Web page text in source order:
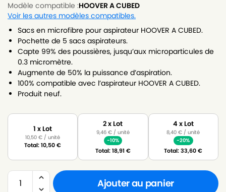
Modèle compatible :HOOVER A CUBED
Voir les autres modèles compatibles.
Sacs en microfibre pour aspirateur HOOVER A CUBED.
Pochette de 5 sacs aspirateurs.
Capte 99% des poussières, jusqu’aux microparticules de
0.3 micromètre.
Augmente de 50% la puissance d’aspiration.
100% compatible avec l’aspirateur HOOVER A CUBED.
Produit neuf.
1 x Lot
10,50€ / unité
Total:10,50€
2 x Lot
9,46 €/ unité
-10%
Total:18,91 €
4 x Lot
8,40€ / unité
-20%
Total:33,60€
Ajouter au panier